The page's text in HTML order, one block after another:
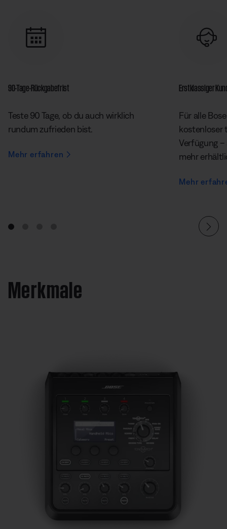
90-Tage-Rückgabefrist
Teste 90 Tage, ob du auch wirklich
rundum zufrieden bist.
Mehr erfahren
Erstklassiger
Für alle
kostenloser
Verfügung
mehr
Mehr
Merkmale